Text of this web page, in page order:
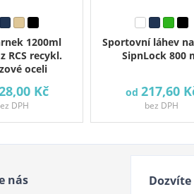
1200ml
RCS recykl.
oceli
Kč
DPH
Sportovní láhev
SipnLock 800
od 217,60
bez DPH
nás